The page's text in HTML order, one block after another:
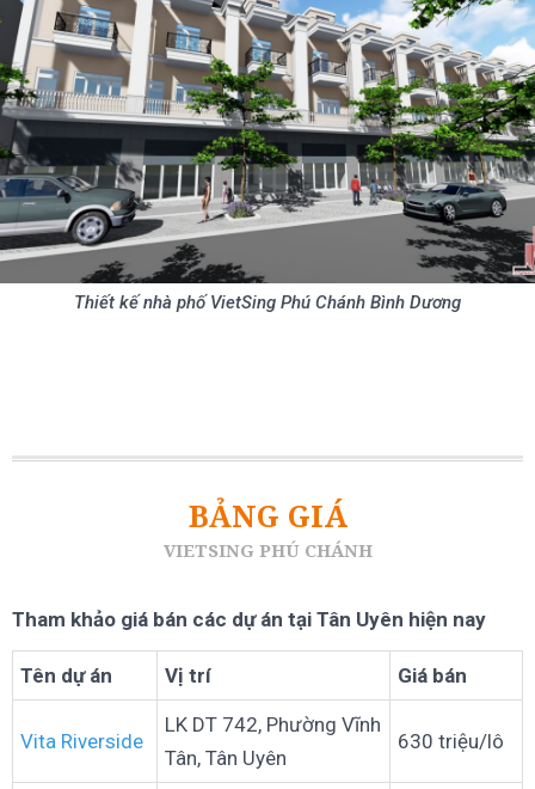
Thiết kế nhà phố VietSing Phú Chánh Bình Dương
BẢNG GIÁ
VIETSING PHÚ CHÁNH
Tham khảo giá bán các dự án tại Tân Uyên hiện nay
Tên dự án Vị trí Giá bán
Vita Riverside
LK DT 742, Phường Vĩnh
Tân, Tân Uyên
630 triệu/lô